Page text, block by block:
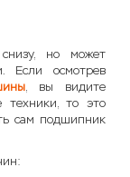
но может
Если осмотрев
, вы видите
то это
сам подшипник